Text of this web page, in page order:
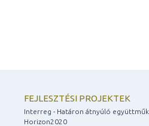
FEJLESZTÉSI PROJEKTEK
Interreg - Határon átnyúló
Horizon2020